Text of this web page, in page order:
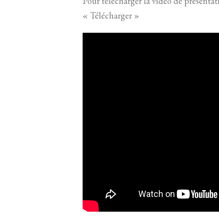
« Télécharger »